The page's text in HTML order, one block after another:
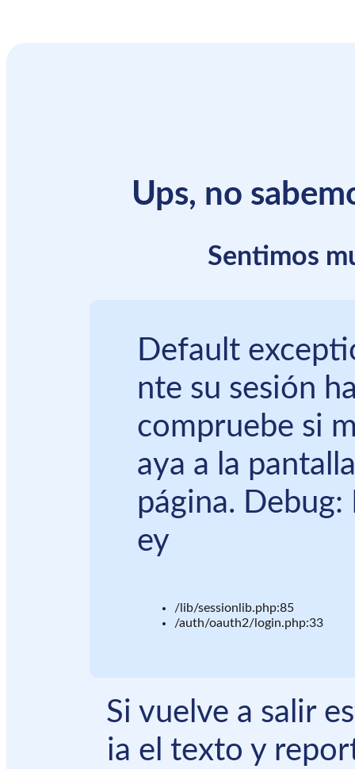
Ups, no
Sentimos
Default
nte su sesión
compruebe si
aya a la
página.
ey
/lib/sessionlib.php:85
/auth/oauth2/login.php:33
Si vuelve a salir
ia el texto y